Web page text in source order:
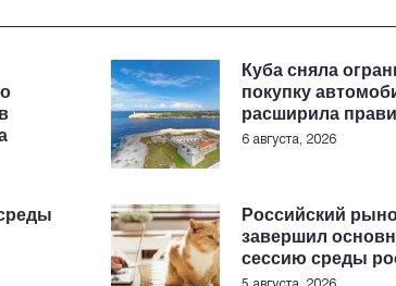
Куба сняла
покупку
расширила
6 августа, 2026
Российский
завершил
сессию среды